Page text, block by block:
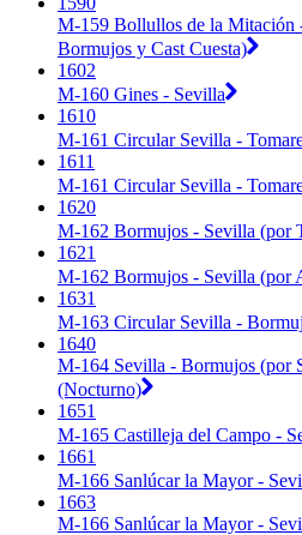
M-159 Bollullos de la Mitación
Bormujos y Cast Cuesta)
1602
M-160 Gines - Sevilla
1610
M-161 Circular Sevilla -
1611
M-161 Circular Sevilla -
1620
M-162 Bormujos - Sevilla (por
1621
M-162 Bormujos - Sevilla (por
1631
M-163 Circular Sevilla -
1640
M-164 Sevilla - Bormujos (por
(Nocturno)
1651
M-165 Castilleja del Campo -
1661
M-166 Sanlúcar la Mayor -
1663
M-166 Sanlúcar la Mayor -